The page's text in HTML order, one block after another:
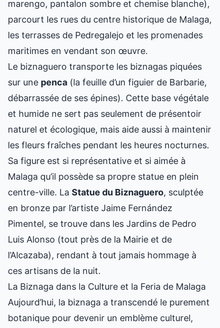
marengo, pantalon sombre et chemise blanche),
parcourt les rues du centre historique de Malaga,
les terrasses de Pedregalejo et les promenades
maritimes en vendant son œuvre.
Le biznaguero transporte les biznagas piquées
sur une penca (la feuille d’un figuier de Barbarie,
débarrassée de ses épines). Cette base végétale
et humide ne sert pas seulement de présentoir
naturel et écologique, mais aide aussi à maintenir
les fleurs fraîches pendant les heures nocturnes.
Sa figure est si représentative et si aimée à
Malaga qu’il possède sa propre statue en plein
centre-ville. La Statue du Biznaguero, sculptée
en bronze par l’artiste Jaime Fernández
Pimentel, se trouve dans les Jardins de Pedro
Luis Alonso (tout près de la Mairie et de
l’Alcazaba), rendant à tout jamais hommage à
ces artisans de la nuit.
La Biznaga dans la Culture et la Feria de Malaga
Aujourd’hui, la biznaga a transcendé le purement
botanique pour devenir un emblème culturel,